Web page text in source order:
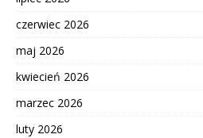
czerwiec 2026
maj 2026
kwiecień 2026
marzec 2026
luty 2026